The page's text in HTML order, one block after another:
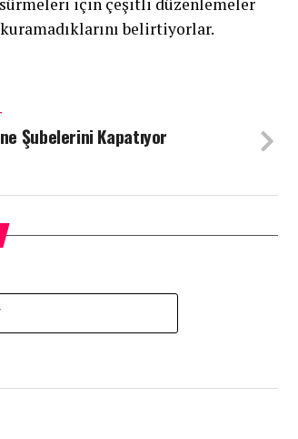
belirtiyorlar.
Şubelerini Kapatıyor